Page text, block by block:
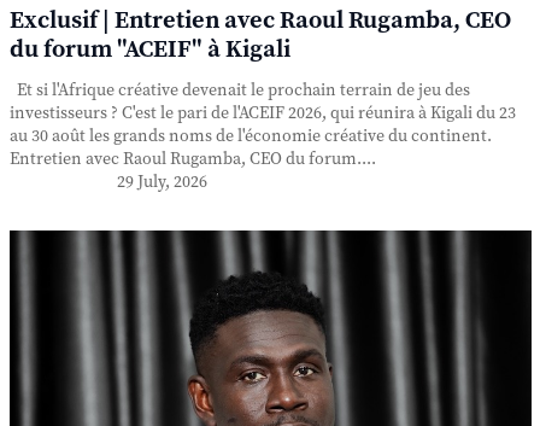
Exclusif | Entretien avec Raoul Rugamba, CEO
du forum "ACEIF" à Kigali
Et si l'Afrique créative devenait le prochain terrain de jeu des
investisseurs ? C'est le pari de l'ACEIF 2026, qui réunira à Kigali du 23
au 30 août les grands noms de l'économie créative du continent.
Entretien avec Raoul Rugamba, CEO du forum....
29 July, 2026